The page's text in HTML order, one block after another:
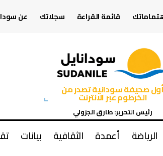
قائمة القراءة سجلاتك عن
أول صحيفة سودانية تصدر من
الخرطوم عبر الانترنت
رئيس التحرير: طارق الجزولي
الرياضة أعمدة الثقافية بيانات